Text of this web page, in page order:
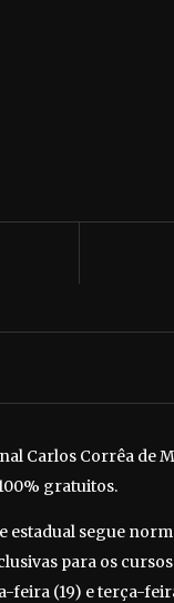
Carlos Corrêa de
gratuitos.
estadual segue
para os
(19) e terça-